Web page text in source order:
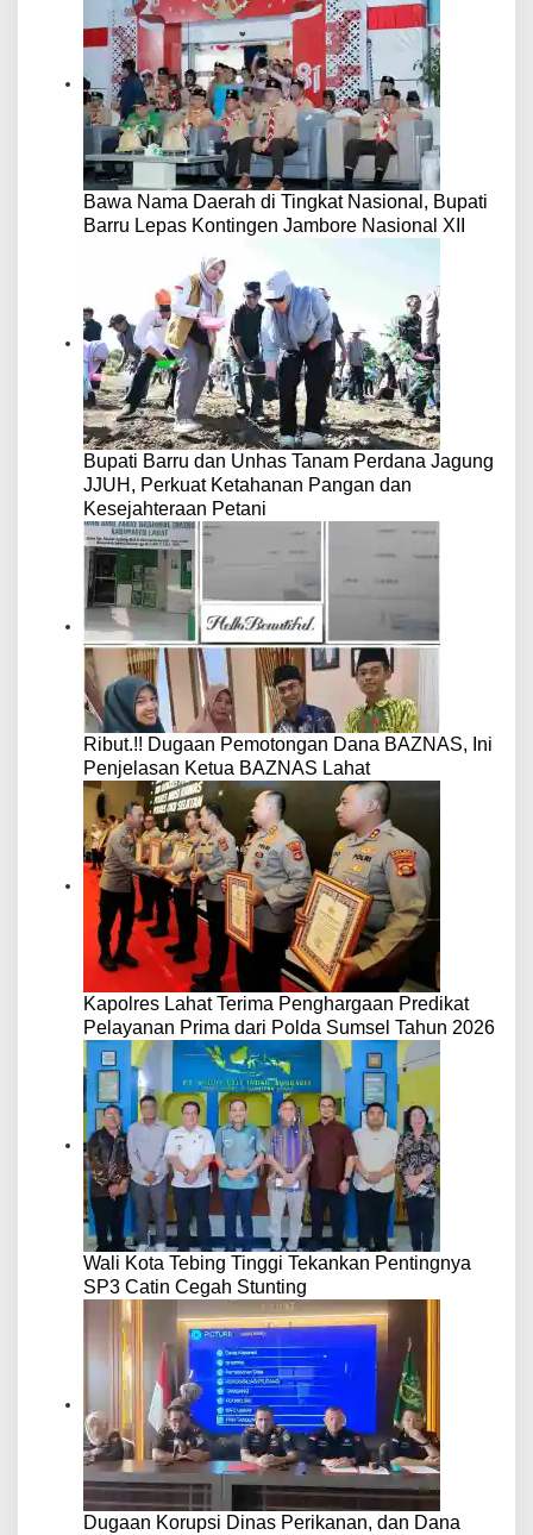
Bawa Nama Daerah di Tingkat Nasional, Bupati
Barru Lepas Kontingen Jambore Nasional XII
Bupati Barru dan Unhas Tanam Perdana Jagung
JJUH, Perkuat Ketahanan Pangan dan
Kesejahteraan Petani
Ribut.!! Dugaan Pemotongan Dana BAZNAS, Ini
Penjelasan Ketua BAZNAS Lahat
Kapolres Lahat Terima Penghargaan Predikat
Pelayanan Prima dari Polda Sumsel Tahun 2026
Wali Kota Tebing Tinggi Tekankan Pentingnya
SP3 Catin Cegah Stunting
Dugaan Korupsi Dinas Perikanan, dan Dana